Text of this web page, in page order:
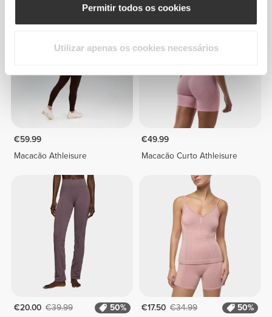
Permitir todos os cookies
Utilizar apenas os cookies necessários
€59.99
Macacão Athleisure
€49.99
Macacão Curto Athleisure
€20.00 €39.99
50%
€17.50 €34.99
50%